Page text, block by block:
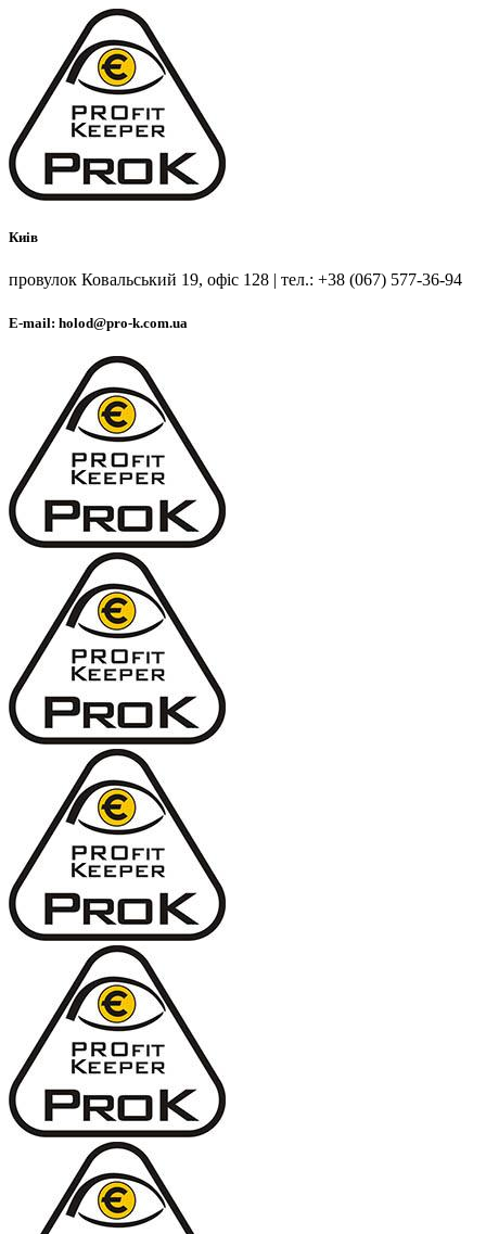
Киів
провулок Ковальський 19, офіс 128 | тел.: +38 (067) 577-36-94
E-mail: holod@pro-k.com.ua